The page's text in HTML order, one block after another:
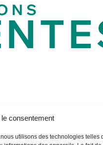
consentement
utilisons des technologies telles